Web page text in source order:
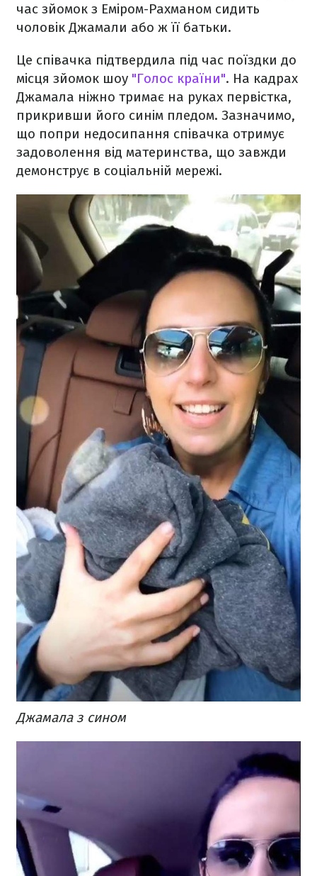
час зйомок з Еміром-Рахманом сидить
чоловік Джамали або ж її батьки.
Це співачка підтвердила під час поїздки до
місця зйомок шоу "Голос країни". На кадрах
Джамала ніжно тримає на руках первістка,
прикривши його синім пледом. Зазначимо,
що попри недосипання співачка отримує
задоволення від материнства, що завжди
демонструє в соціальній мережі.
Джамала з сином